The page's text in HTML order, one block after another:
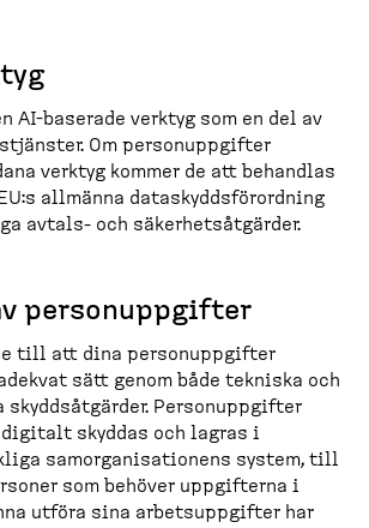
AI-​baserade verktyg som en del av
Om person­upp­gifter
verktyg kommer de att behandlas
allmänna dataskydds­för­ordning
avtals-​ och säkerhets­åt­gärder.
person­upp­gifter
till att dina person­upp­gifter
sätt genom både tekniska och
skydds­åt­gärder. Person­upp­gifter
digitalt skyddas och lagras i
samorga­ni­sa­tionens system, till
som behöver uppgifterna i
utföra sina arbets­upp­gifter har